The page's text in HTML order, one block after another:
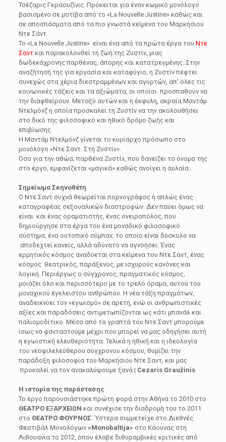
Τσέζαρις Γκραουζίνις. Πρόκειται για έναν κωμικό μονόλογο
βασισμένο σε μοτίβα από το «La Nouvelle Justine» καθώς και
σε αποσπάσματα από τα πιο γνωστά κείμενα του Μαρκήσιου
Ντε Σάντ.
To «La Nouvelle Justine» είναι ένα από τα πρώτα έργα του Ντε
Σαντκαι παρακολουθεί τη ζωή της Ζυστίν, μιας
δωδεκάχρονης παρθένας, άπορης και κατατρεγμένης. Στην
αναζήτησή της για εργασία και καταφύγιο, η Ζυστίν πέφτει
συνεχώς στα χέρια διεστραμμένων και αγυρτών, απ’ όλες τις
κοινωνικές τάξεις και τα αξιώματα, οι οποίοι προσπαθούν να
την διαφθείρουν. Μεταξύ αυτών και η έκφυλη, ακραία Μαντάμ
Ντελμόνζ η οποία προσκαλεί τη Ζυστίν να την ακολουθήσει
στο δικό της φιλοσοφικό και ηθικό δρόμο ζωής και
επιβίωσης.
Η Μαντάμ Ντελμόνζ γίνεται το κυρίαρχο πρόσωπο στο
μονόλογο «Ντε Σαντ. Στη Ζυστίν».
Όσο για την αθώα, παρθένα Ζυστίν, που δανείζει το όνομα της
στο έργο, εμφανίζεται «μαγικά» καθώς ανοίγει η αυλαία…
Σημείωμα Σκηνοθέτη
Ο Ντε Σαντ συχνά θεωρείται πορνογράφος ή απλώς ένας
καταγραφέας σεξουαλικών διαστροφών. Δεν παύει όμως να
είναι και ένας οραματιστής, ένας ονειροπόλος, που
δημιούργησε στα έργα του ένα μοναδικό φιλοσοφικό
σύστημα, ένα ουτοπικό σύμπαν, το οποίο είναι δύσκολο να
αποδεχτεί κανείς, αλλά αδύνατο να αγνοήσει. Ένας
ερμητικός κόσμος αναδύεται στα κείμενα του Ντε Σαντ, ένας
κόσμος θεατρικός, παράξενος, με ισχυρούς κανόνες και
λογική. Περιέργως ο σύγχρονος, πραγματικός κόσμος,
μοιάζει όλο και περισσότερο με το τρελό όραμα, αυτού του
μοναχικού έγκλειστου ανθρώπου. Η νέα τάξη πραγμάτων,
αναδεικνύει τον «εγωισμό» σε αρετή, ενώ οι ανθρωπιστικές
αξίες και παραδόσεις αντιμετωπίζονται ως κάτι μπανάλ και
παλιομοδίτικο. Μέσα από τα γραπτά του Ντε Σαντ μπορούμε
ίσως να φανταστούμε μέχρι που μπορεί να μας οδηγήσει αυτή
η εγωιστική ελευθεριότητα. Τελικά η ηθική και η ιδεολογία
του νεοφιλελεύθερου σύγχρονου κόσμου, θυμίζει την
παράδοξη φιλοσοφία του Μαρκήσιου Ντε Σαντ, και μας
προκαλεί να τον ανακαλύψουμε ξανά | Cezaris Graužinis
Η ιστορία της παράστασης
Το έργο παρουσιάστηκε πρώτη φορά στην Αθήνα το 2010 στο
ΘΕΑΤΡΟ ΕΞΑΡΧΕΙΩΝ και συνέχισε την διαδρομή του το 2011
στο ΘΕΑΤΡΟ ΦΟΥΡΝΟΣ. Ύστερα συμμετείχε στο Διεθνές
Φεστιβάλ Μονολόγων «Monobaltija» στο Kάουνας στη
Λιθουανία το 2012, όπου έλαβε διθυραμβικές κριτικές από